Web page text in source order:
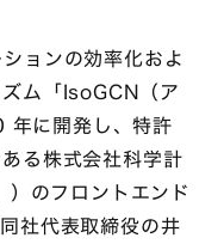
ョンの効率化およ
ム「IsoGCN（ア
に開発し、特許
る株式会社科学計
のフロントエンド
社代表取締役の井